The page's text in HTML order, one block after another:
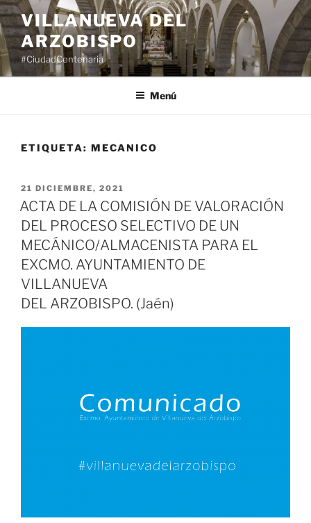
Saltar
al
contenido
VILLANUEVA DEL
ARZOBISPO
#CiudadCentenaria
Menú
ETIQUETA: MECANICO
PUBLICADO
EL
21 DICIEMBRE, 2021
ACTA DE LA COMISIÓN DE VALORACIÓN
DEL PROCESO SELECTIVO DE UN
MECÁNICO/ALMACENISTA PARA EL
EXCMO. AYUNTAMIENTO DE
VILLANUEVA
DEL ARZOBISPO. (Jaén)